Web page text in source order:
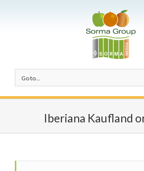
Go to...
Iberiana Kaufland